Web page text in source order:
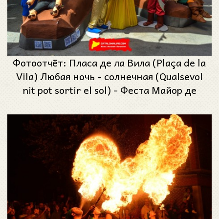
Фотоотчёт: Пласа де ла Вила (Plaça de la
Vila) Любая ночь - солнечная (Qualsevol
nit pot sortir el sol) - Феста Майор де